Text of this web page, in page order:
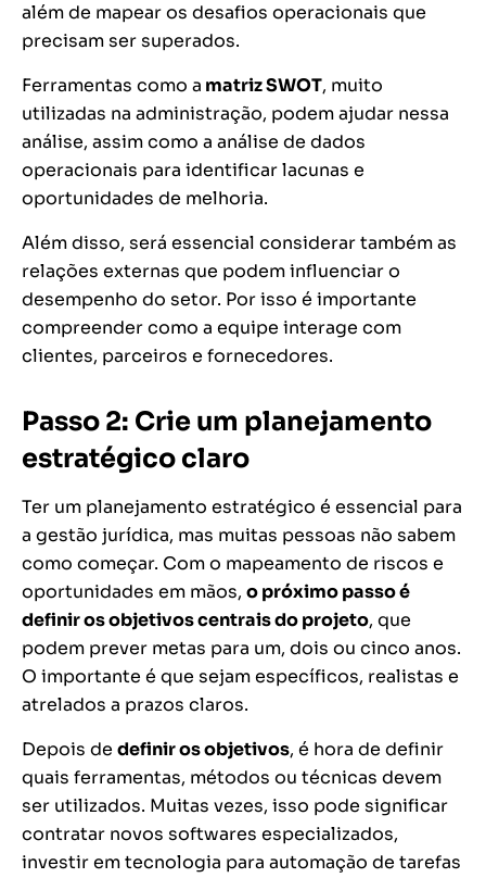
além de mapear os desafios operacionais que
precisam ser superados.
Ferramentas como a matriz SWOT, muito
utilizadas na administração, podem ajudar nessa
análise, assim como a análise de dados
operacionais para identificar lacunas e
oportunidades de melhoria.
Além disso, será essencial considerar também as
relações externas que podem influenciar o
desempenho do setor. Por isso é importante
compreender como a equipe interage com
clientes, parceiros e fornecedores.
Passo 2: Crie um planejamento
estratégico claro
Ter um planejamento estratégico é essencial para
a gestão jurídica, mas muitas pessoas não sabem
como começar. Com o mapeamento de riscos e
oportunidades em mãos, o próximo passo é
definir os objetivos centrais do projeto, que
podem prever metas para um, dois ou cinco anos.
O importante é que sejam específicos, realistas e
atrelados a prazos claros.
Depois de definir os objetivos, é hora de definir
quais ferramentas, métodos ou técnicas devem
ser utilizados. Muitas vezes, isso pode significar
contratar novos softwares especializados,
investir em tecnologia para automação de tarefas